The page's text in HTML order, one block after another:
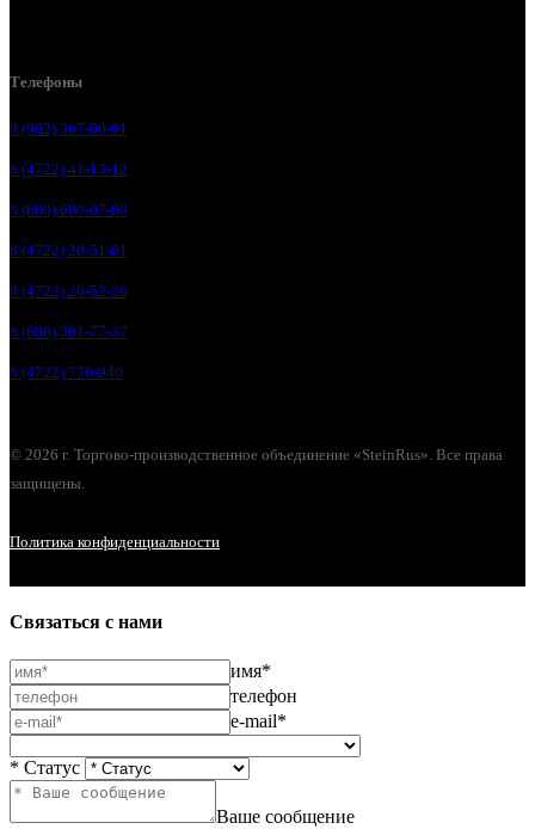
Телефоны
8 (962) 307-00-91
8 (4722) 41-13-12
8 (800) 600-07-00
8 (4722) 20-51-81
8 (4722) 20-52-26
8 (800) 301-77-37
8 (4722) 770-940
© 2026 г. Торгово-производственное объединение «SteinRus». Все права
защищены.
Политика конфиденциальности
Связаться с нами
имя*
телефон
e-mail*
* Статус
Ваше сообщение